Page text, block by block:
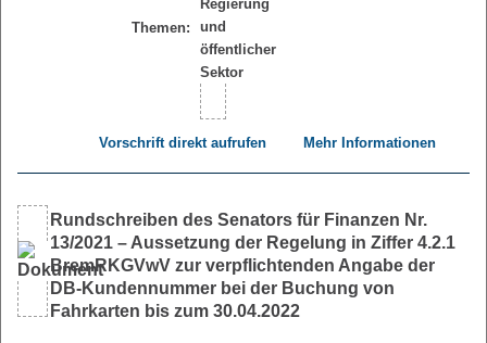
Themen:
Vorschrift direkt aufrufen Mehr Informationen
Rundschreiben des Senators für Finanzen Nr.
13/2021 – Aussetzung der Regelung in Ziffer 4.2.1
BremRKGVwV zur verpflichtenden Angabe der
DB-Kundennummer bei der Buchung von
Fahrkarten bis zum 30.04.2022